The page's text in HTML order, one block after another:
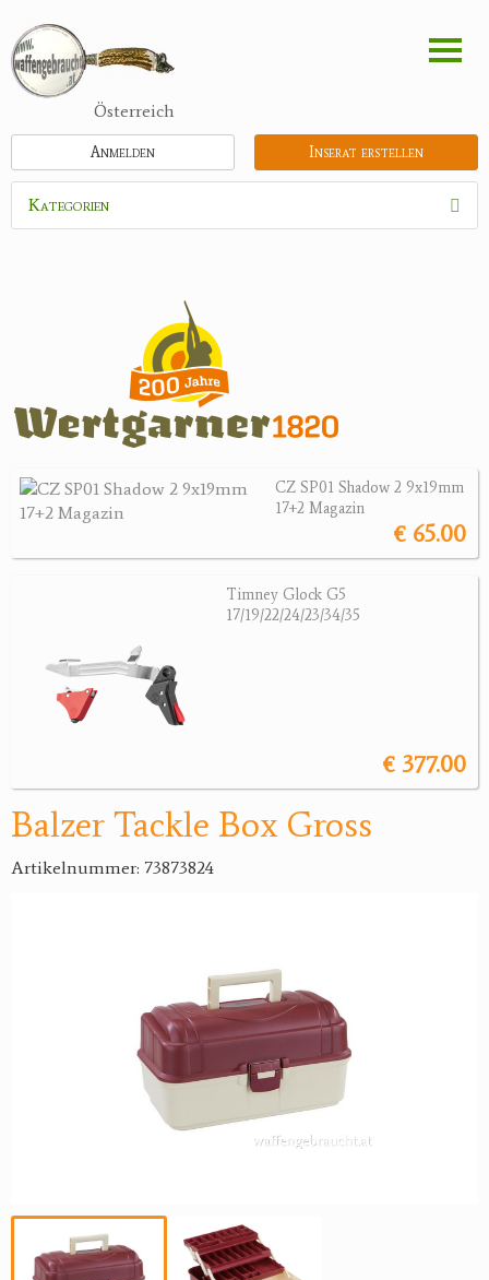
zum
Inhalt
Österreich
Inserat erstellen
Anmelden
Kategorien
Zubehör
Jagdangebote
Geschenke
Reviereinrichtungen
CZ SP01 Shadow 2 9x19mm
17+2 Magazin
€ 65.00
Timney Glock G5
17/19/22/24/23/34/35
€ 377.00
Balzer Tackle Box Gross
Artikelnummer: 73873824